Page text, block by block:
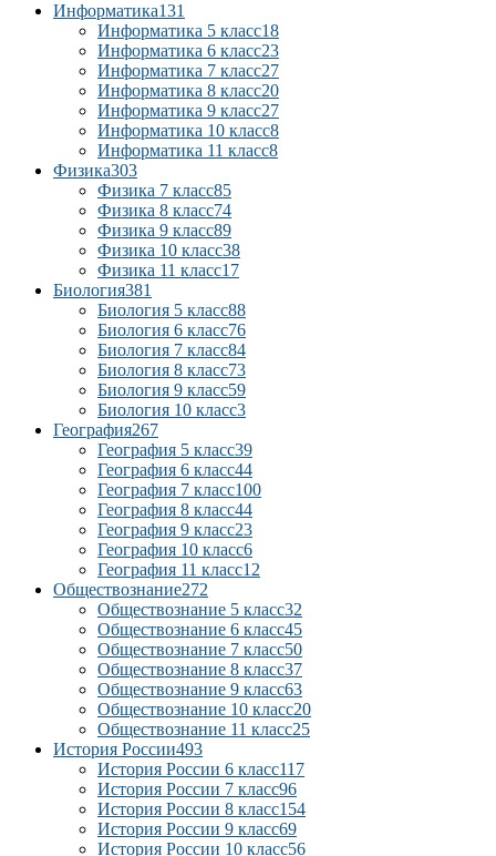
Информатика131
Информатика 5 класс18
Информатика 6 класс23
Информатика 7 класс27
Информатика 8 класс20
Информатика 9 класс27
Информатика 10 класс8
Информатика 11 класс8
Физика303
Физика 7 класс85
Физика 8 класс74
Физика 9 класс89
Физика 10 класс38
Физика 11 класс17
Биология381
Биология 5 класс88
Биология 6 класс76
Биология 7 класс84
Биология 8 класс73
Биология 9 класс59
Биология 10 класс3
География267
География 5 класс39
География 6 класс44
География 7 класс100
География 8 класс44
География 9 класс23
География 10 класс6
География 11 класс12
Обществознание272
Обществознание 5 класс32
Обществознание 6 класс45
Обществознание 7 класс50
Обществознание 8 класс37
Обществознание 9 класс63
Обществознание 10 класс20
Обществознание 11 класс25
История России493
История России 6 класс117
История России 7 класс96
История России 8 класс154
История России 9 класс69
История России 10 класс56